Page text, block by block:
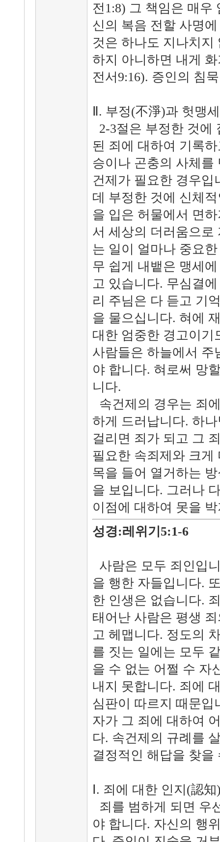
전1:8) 그 책임은 매우
신의 복음 전할 사명
것은 하나도 지나치
하지 아니하면 내게
전서9:16). 증인의 침
Ⅱ. 부정(不淨)과 헛맹세
2-3절은 부정한 것에
된 죄에 대하여 기록
승이나 곤충의 사체를
건제가 필요한 경우입
데 부정한 것에 신체
을 입은 허물에서 면
서 세상의 더러움으로
는 일이 얼마나 중요
무 쉽게 내뱉은 맹세
고 있습니다. 무심결
리 주님은 다 듣고 기
을 물으십니다. 혀에
대한 엄중한 경고이기
사람들은 하늘에서 주
야 합니다. 혀로써 망
니다.
속건제의 경우는 죄
하게 드러납니다. 하
걸리면 죄가 되고 그
필요한 속죄제와 크게
목을 들어 열거하는
을 보입니다. 그러나
이점에 대하여 못을
성경:레위기
사람은 모두 죄인입
을 행한 자들입니다.
한 인생은 없습니다.
태어난 사람은 평생
고 헤맵니다. 정도의
를 짓는 일에는 모두
을 수 없는 어쩔 수 자
내지 못합니다. 죄에
심판이 따르지 때문입
자가 그 죄에 대하여
다. 속건제의 규례를
결정적인 해답을 찾을
Ⅰ. 죄에 대한 인지(認知
죄를 범하게 되면 우
야 합니다. 자신의 행